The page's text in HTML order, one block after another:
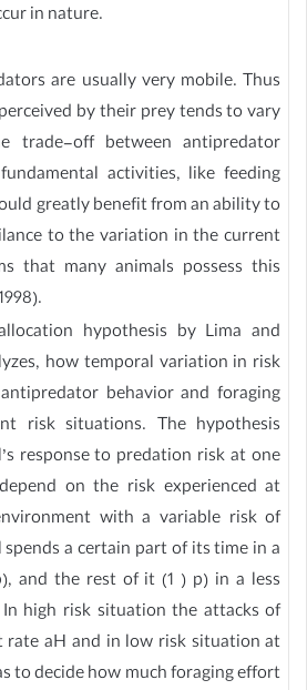
in nature.
are usually very mobile. Thus
by their prey tends to vary
off between antipredator
activities, like feeding
greatly benefit from an ability to
to the variation in the current
that many animals possess this
hypothesis by Lima and
how temporal variation in risk
behavior and foraging
risk situations. The hypothesis
response to predation risk at one
on the risk experienced at
with a variable risk of
a certain part of its time in a
and the rest of it (1 ) p) in a less
high risk situation the attacks of
rate aH and in low risk situation at
to decide how much foraging effort